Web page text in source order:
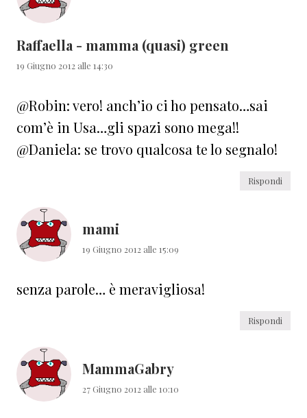
Raffaella - mamma (quasi) green
19 Giugno 2012 alle 14:30
@Robin: vero! anch’io ci ho pensato…sai
com’è in Usa…gli spazi sono mega!!
@Daniela: se trovo qualcosa te lo segnalo!
Rispondi
mami
19 Giugno 2012 alle 15:09
senza parole… è meravigliosa!
Rispondi
MammaGabry
27 Giugno 2012 alle 10:10